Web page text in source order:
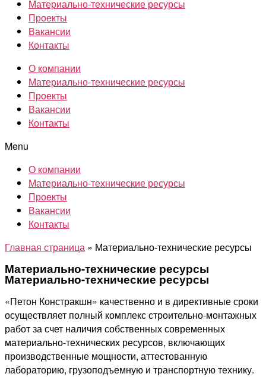
Материально-технические ресурсы
Проекты
Вакансии
Контакты
О компании
Материально-технические ресурсы
Проекты
Вакансии
Контакты
Menu
О компании
Материально-технические ресурсы
Проекты
Вакансии
Контакты
Главная страница » Материально-технические ресурсы
Материально-технические ресурсы
Материально-технические ресурсы
«Петон Констракшн» качественно и в директивные сроки
осуществляет полный комплекс строительно-монтажных
работ за счет наличия собственных современных
материально-технических ресурсов, включающих
производственные мощности, аттестованную
лабораторию, грузоподъемную и транспортную технику.